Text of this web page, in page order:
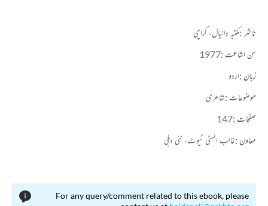
ناشر :مکتبہ دانیال، کراچی
سن اشاعت :1977
زبان :اردو
موضوعات :شاعری
صفحات :147
معاون :غالب انسٹی ٹیوٹ، نئی دہلی
For any query/comment related to this ebook, please